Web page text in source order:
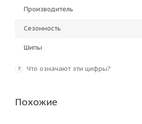
Производитель
Сезонность
Шипы
? Что означают эти цифры?
Похожие